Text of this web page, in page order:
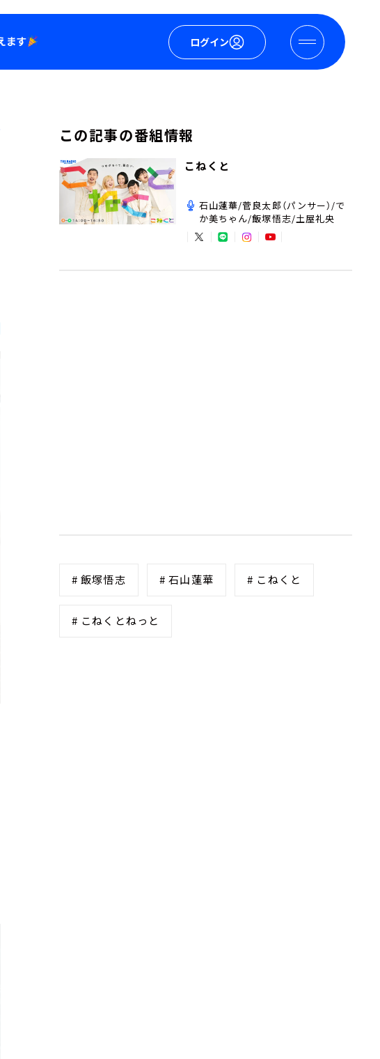
ログイン
この記事の番組情報
こねくと
石山蓮華/菅良太郎（パンサー）/で
か美ちゃん/飯塚悟志/土屋礼央
# 飯塚悟志 # 石山蓮華 # こねくと
# こねくとねっと